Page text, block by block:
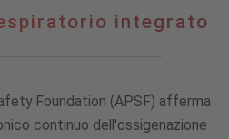
integrato
Foundation (APSF) afferma
continuo dell'ossigenazione